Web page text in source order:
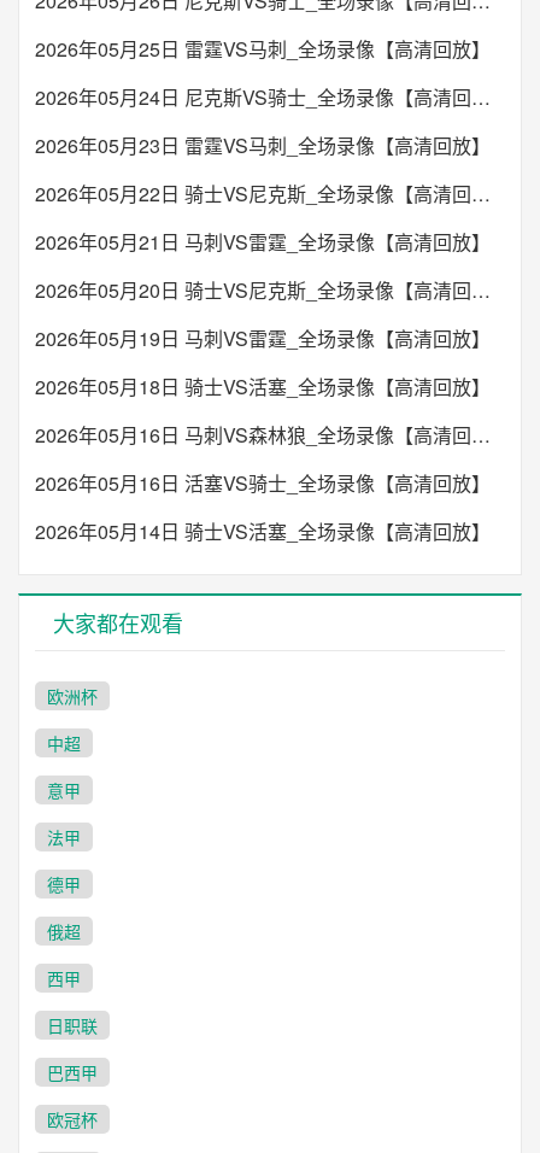
2026年05月25日 雷霆VS马刺_全场录像【高清回放】
2026年05月24日 尼克斯VS骑士_全场录像【高清回放】
2026年05月23日 雷霆VS马刺_全场录像【高清回放】
2026年05月22日 骑士VS尼克斯_全场录像【高清回放】
2026年05月21日 马刺VS雷霆_全场录像【高清回放】
2026年05月20日 骑士VS尼克斯_全场录像【高清回放】
2026年05月19日 马刺VS雷霆_全场录像【高清回放】
2026年05月18日 骑士VS活塞_全场录像【高清回放】
2026年05月16日 马刺VS森林狼_全场录像【高清回放】
2026年05月16日 活塞VS骑士_全场录像【高清回放】
2026年05月14日 骑士VS活塞_全场录像【高清回放】
大家都在观看
欧洲杯
中超
意甲
法甲
德甲
俄超
西甲
日职联
巴西甲
欧冠杯